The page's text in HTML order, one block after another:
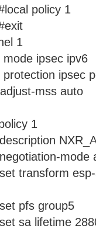
policy 1
1
ipsec ipv6
ipsec
mss auto
1
mode
transform
pfs group5
sa lifetime